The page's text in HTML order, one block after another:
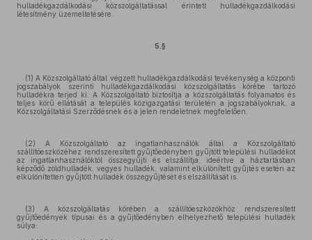
hulladékgazdálkodási közszolgáltatással érintett hulladékgazdálkodási
létesítmény üzemeltetésére.
5.§
(1) A Közszolgáltató által végzett hulladékgazdálkodási tevékenység a központi
jogszabályok szerinti hulladékgazdálkodási közszolgáltatás körébe tartozó
hulladékra terjed ki. A Közszolgáltató biztosítja a közszolgáltatás folyamatos és
teljes körű ellátását a település közigazgatási területén a jogszabályoknak, a
Közszolgáltatási Szerződésnek és a jelen rendeletnek megfelelően.
(2) A Közszolgáltató az ingatlanhasználók által a Közszolgáltató
szállítóeszközéhez rendszeresített gyűjtőedényben gyűjtött települési hulladékot
az ingatlanhasználóktól összegyűjti és elszállítja, ideértve a háztartásban
képződő zöldhulladék, vegyes hulladék, valamint elkülönített gyűjtés esetén az
elkülönítetten gyűjtött hulladék összegyűjtését és elszállítását is.
(3) A közszolgáltatás körében a szállítóeszközökhöz rendszeresített
gyűjtőedények típusai és a gyűjtőedényben elhelyezhető települési hulladék
súlya: